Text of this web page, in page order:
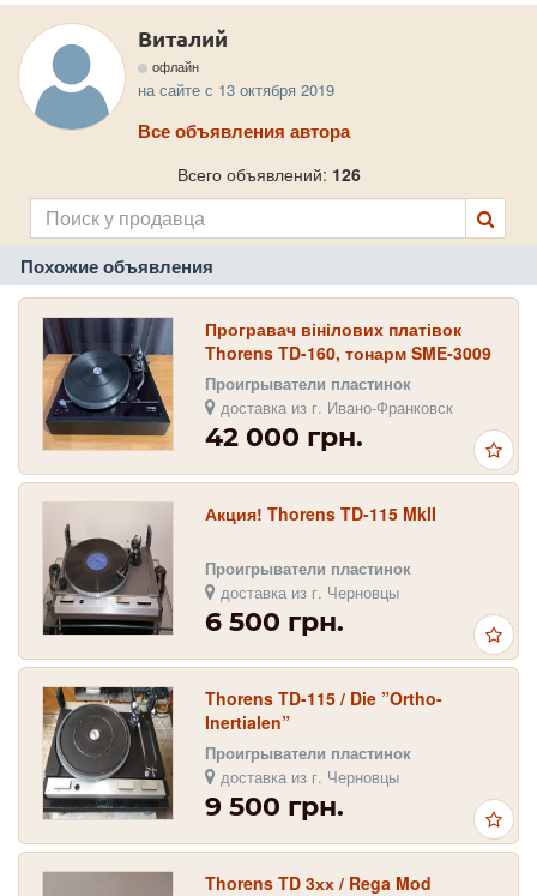
Виталий
офлайн
на сайте с 13 октября 2019
Все объявления автора
Всего объявлений: 126
Похожие объявления
Програвач вінілових платівок
Thorens TD-160, тонарм SME-3009
Проигрыватели пластинок
доставка из г. Ивано-Франковск
42 000 грн.
Акция! Thorens TD-115 MkII
Проигрыватели пластинок
доставка из г. Черновцы
6 500 грн.
Thorens TD-115 / Die ”Ortho-
Inertialen”
Проигрыватели пластинок
доставка из г. Черновцы
9 500 грн.
Thorens TD 3хх / Rega Mod